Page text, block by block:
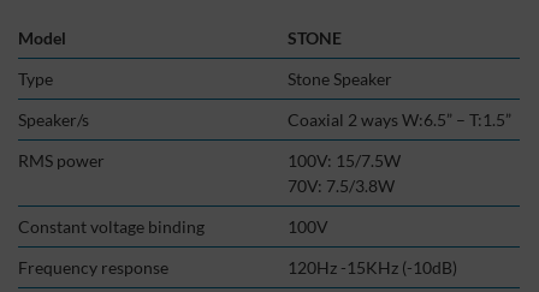
Model
STONE
Type
Stone Speaker
Speaker/s
Coaxial 2 ways W:6.5” – T:1.5”
RMS power
100V: 15/7.5W
70V: 7.5/3.8W
Constant voltage binding
100V
Frequency response
120Hz -15KHz (-10dB)